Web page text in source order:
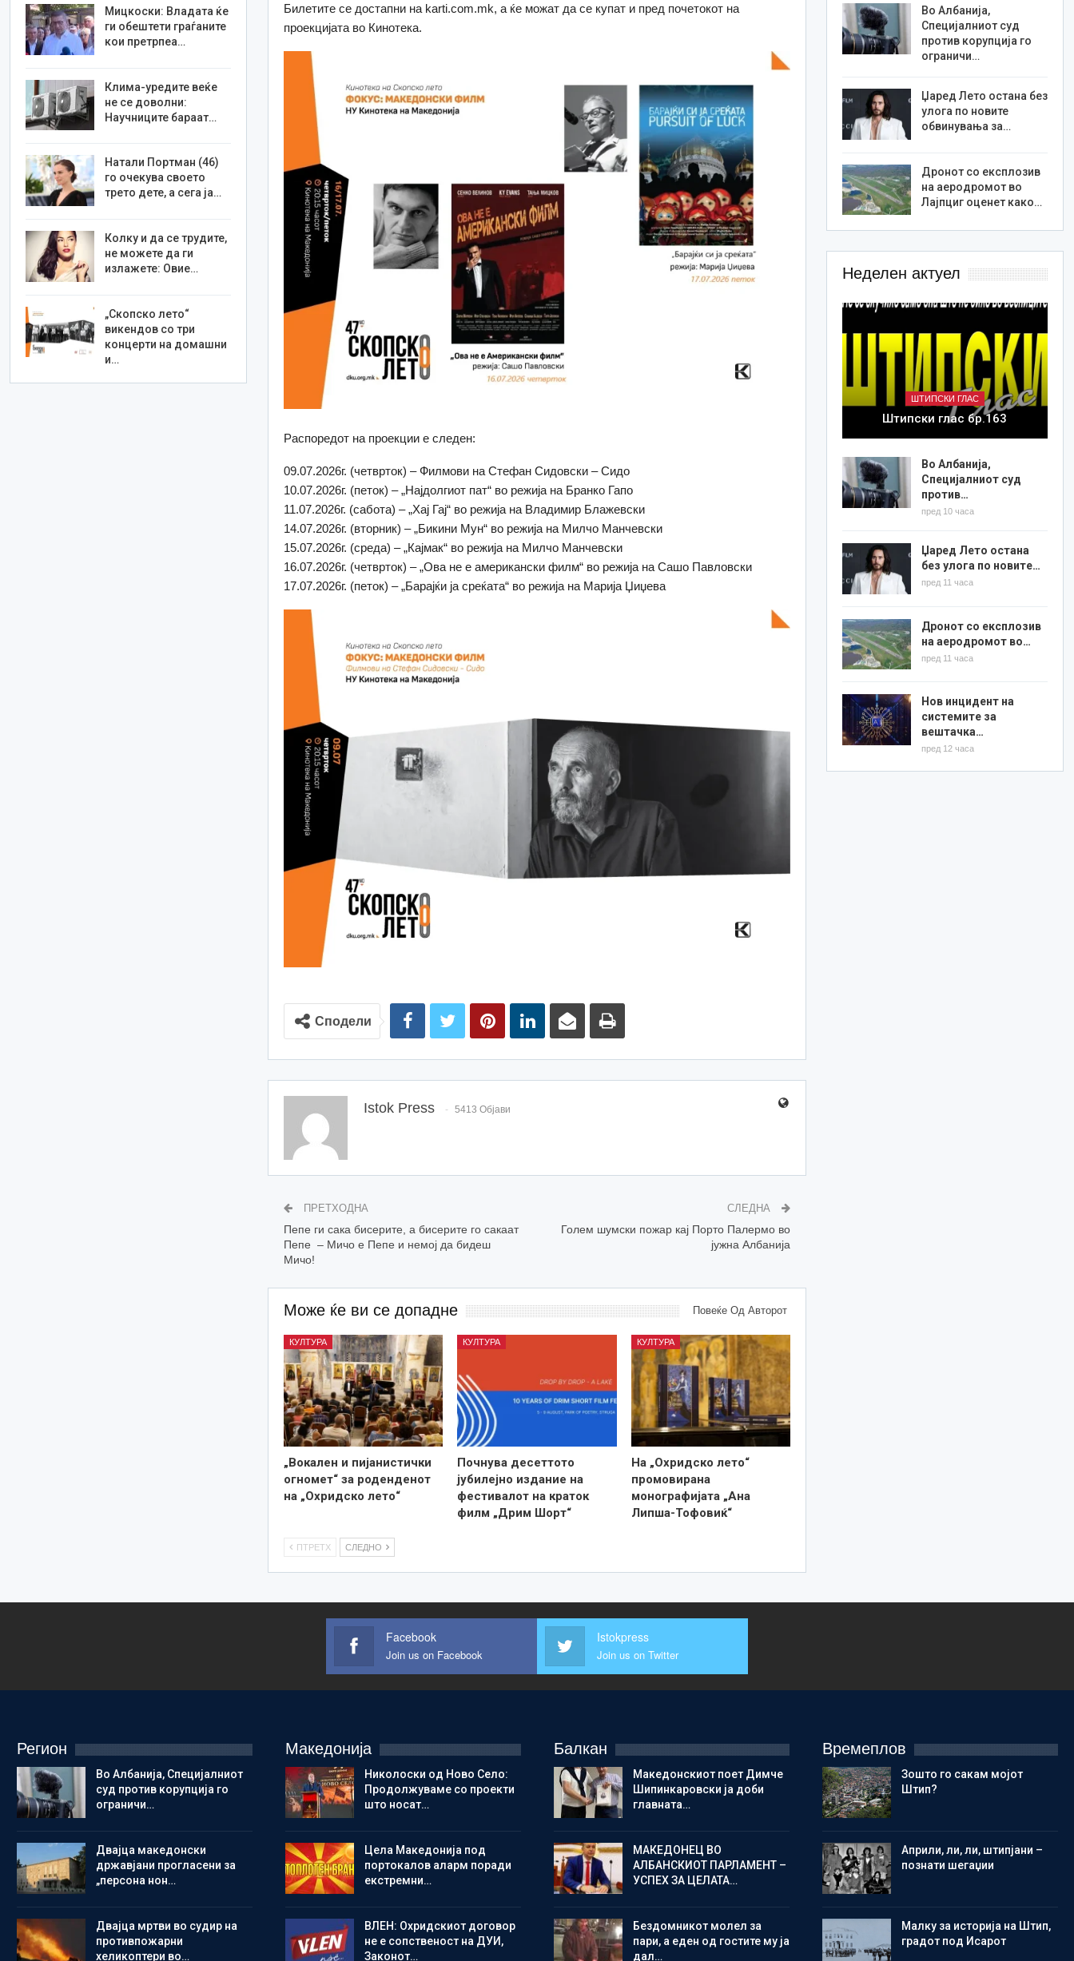
Билетите се достапни на karti.com.mk, а ќе можат да се купат и пред почетокот на
проекцијата во Кинотека.
Распоредот на проекции е следен:
09.07.2026г. (четврток) – Филмови на Стефан Сидовски – Сидо
10.07.2026г. (петок) – „Најдолгиот пат“ во режија на Бранко Гапо
11.07.2026г. (сабота) – „Хај Гај“ во режија на Владимир Блажевски
14.07.2026г. (вторник) – „Бикини Мун“ во режија на Милчо Манчевски
15.07.2026г. (среда) – „Кајмак“ во режија на Милчо Манчевски
16.07.2026г. (четврток) – „Ова не е американски филм“ во режија на Сашо Павловски
17.07.2026г. (петок) – „Барајќи ја среќата“ во режија на Марија Џиџева
Сподели
Istok Press 5413 Објави
ПРЕТХОДНА
Пепе ги сака бисерите, а бисерите го сакаат
Пепе – Мичо е Пепе и немој да бидеш
Мичо!
СЛЕДНА
Голем шумски пожар кај Порто Палермо во
јужна Албанија
Може ќе ви се допадне Повеќе Од Авторот
КУЛТУРА
„Вокален и пијанистички
огномет“ за роденденот
на „Охридско лето“
КУЛТУРА
Почнува десеттото
јубилејно издание на
фестивалот на краток
филм „Дрим Шорт“
КУЛТУРА
На „Охридско лето“
промовирана
монографијата „Ана
Липша-Тофовиќ“
ПТРЕТХ СЛЕДНО
Во Албанија,
Специјалниот суд
против корупција го
ограничи…
Џаред Лето остана без
улога по новите
обвинувања за…
Дронот со експлозив
на аеродромот во
Лајпциг оценет како…
Неделен актуел
ШТИПСКИ ГЛАС
Штипски глас бр.163
Во Албанија,
Специјалниот суд
против…
пред 10 часа
Џаред Лето остана
без улога по новите…
пред 11 часа
Дронот со експлозив
на аеродромот во…
пред 11 часа
Нов инцидент на
системите за
вештачка…
пред 12 часа
Мицкоски: Владата ќе
ги обештети граѓаните
кои претрпеа…
Клима-уредите веќе
не се доволни:
Научниците бараат…
Натали Портман (46)
го очекува своето
трето дете, а сега ја…
Колку и да се трудите,
не можете да ги
излажете: Овие…
„Скопско лето“
викендов со три
концерти на домашни
и…
Facebook
Join us on Facebook
Istokpress
Join us on Twitter
Регион
Во Албанија, Специјалниот
суд против корупција го
ограничи…
Двајца македонски
државјани прогласени за
„персона нон…
Двајца мртви во судир на
противпожарни
хеликоптери во…
Македонија
Николоски од Ново Село:
Продолжуваме со проекти
што носат…
Цела Македонија под
портокалов аларм поради
екстремни…
ВЛЕН: Охридскиот договор
не е сопственост на ДУИ,
Законот…
Балкан
Македонскиот поет Димче
Шипинкаровски ја доби
главната…
МАКЕДОНЕЦ ВО
АЛБАНСКИОТ ПАРЛАМЕНТ –
УСПЕХ ЗА ЦЕЛАТА…
Бездомникот молел за
пари, а еден од гостите му ја
дал…
Времеплов
Зошто го сакам мојот
Штип?
Aприли, ли, ли, штипјани –
познати шегаџии
Малку за историја на Штип,
градот под Исарот